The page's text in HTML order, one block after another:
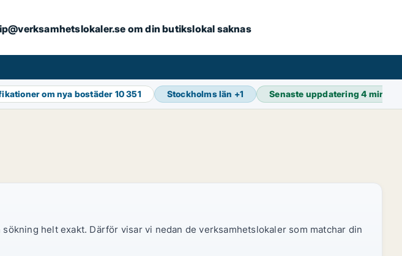
om din butikslokal saknas
om nya bostäder 10 351 Stockholms län +1 Senaste uppdatering4 min
helt exakt. Därför visar vi nedan de verksamhetslokaler som matchar din